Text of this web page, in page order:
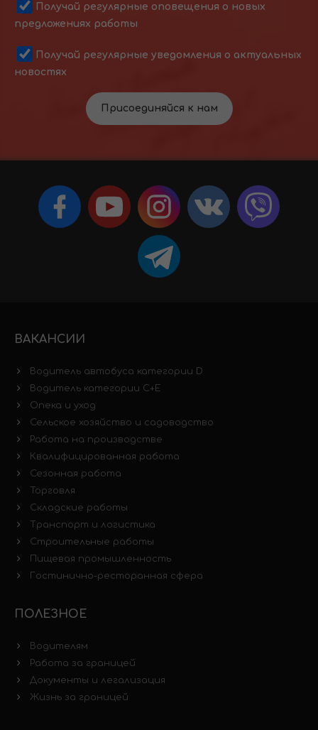
Получай регулярные оповещения о новых
предложениях работы
Получай регулярные уведомления о актуальных
новостях
Присоединяйся к нам
ВАКАНСИИ
Водитель автобуса категории D
Водитель категории C+E
Опека и уход
Сельское хозяйство и садоводство
Работа на производстве
Квалифицированная работа
Сезонная работа
Торговля
Складские работы
Транспорт и логистика
Строительные работы
Пищевая промышленность
Гостинично-ресторанная сфера
ПОЛЕЗНОЕ
Водителям
Работа за границей
Документы и легализация
Жизнь за границей